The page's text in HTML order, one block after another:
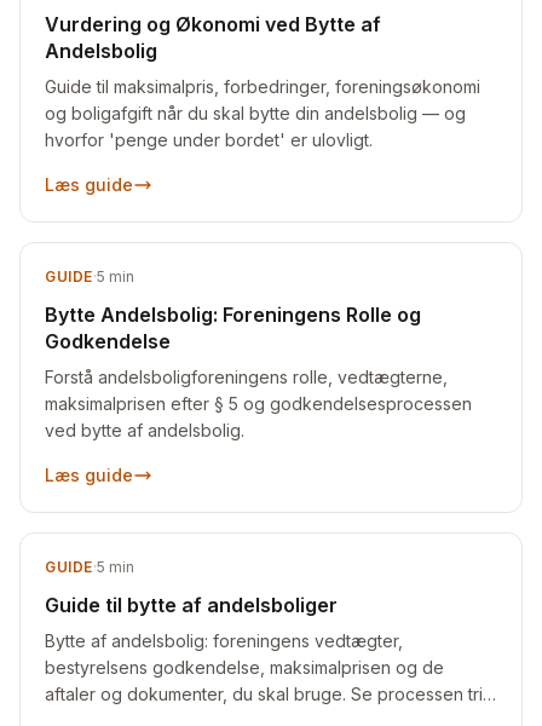
Vurdering og Økonomi ved Bytte af
Andelsbolig
Guide til maksimalpris, forbedringer, foreningsøkonomi
og boligafgift når du skal bytte din andelsbolig — og
hvorfor 'penge under bordet' er ulovligt.
Læs guide
GUIDE·5 min
Bytte Andelsbolig: Foreningens Rolle og
Godkendelse
Forstå andelsboligforeningens rolle, vedtægterne,
maksimalprisen efter § 5 og godkendelsesprocessen
ved bytte af andelsbolig.
Læs guide
GUIDE·5 min
Guide til bytte af andelsboliger
Bytte af andelsbolig: foreningens vedtægter,
bestyrelsens godkendelse, maksimalprisen og de
aftaler og dokumenter, du skal bruge. Se processen trin